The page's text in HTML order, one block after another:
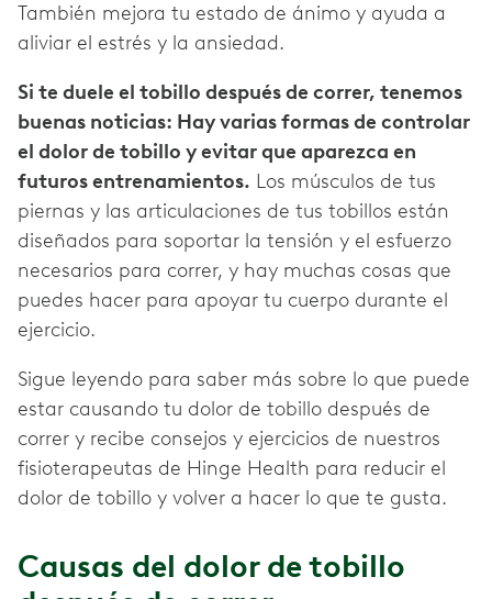
También mejora tu estado de ánimo y ayuda a
aliviar el estrés y la ansiedad.
Si te duele el tobillo después de correr, tenemos
buenas noticias: Hay varias formas de controlar
el dolor de tobillo y evitar que aparezca en
futuros entrenamientos. Los músculos de tus
piernas y las articulaciones de tus tobillos están
diseñados para soportar la tensión y el esfuerzo
necesarios para correr, y hay muchas cosas que
puedes hacer para apoyar tu cuerpo durante el
ejercicio.
Sigue leyendo para saber más sobre lo que puede
estar causando tu dolor de tobillo después de
correr y recibe consejos y ejercicios de nuestros
fisioterapeutas de Hinge Health para reducir el
dolor de tobillo y volver a hacer lo que te gusta.
Causas del dolor de tobillo